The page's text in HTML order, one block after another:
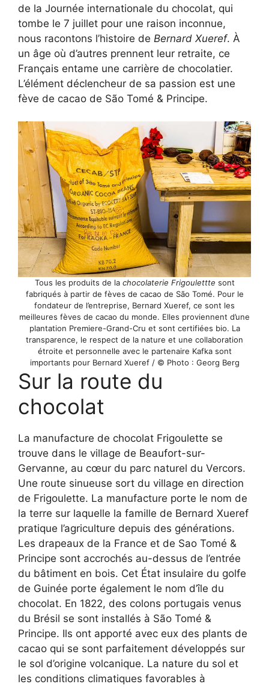
de la Journée internationale du chocolat, qui
tombe le 7 juillet pour une raison inconnue,
nous racontons l’histoire de Bernard Xueref. À
un âge où d’autres prennent leur retraite, ce
Français entame une carrière de chocolatier.
L’élément déclencheur de sa passion est une
fève de cacao de São Tomé & Principe.
Tous les produits de la chocolaterie Frigoulettte sont
fabriqués à partir de fèves de cacao de São Tomé. Pour le
fondateur de l’entreprise, Bernard Xueref, ce sont les
meilleures fèves de cacao du monde. Elles proviennent d’une
plantation Premiere-Grand-Cru et sont certifiées bio. La
transparence, le respect de la nature et une collaboration
étroite et personnelle avec le partenaire Kafka sont
importants pour Bernard Xueref / © Photo : Georg Berg
Sur la route du
chocolat
La manufacture de chocolat Frigoulette se
trouve dans le village de Beaufort-sur-
Gervanne, au cœur du parc naturel du Vercors.
Une route sinueuse sort du village en direction
de Frigoulette. La manufacture porte le nom de
la terre sur laquelle la famille de Bernard Xueref
pratique l’agriculture depuis des générations.
Les drapeaux de la France et de Sao Tomé &
Principe sont accrochés au-dessus de l’entrée
du bâtiment en bois. Cet État insulaire du golfe
de Guinée porte également le nom d’île du
chocolat. En 1822, des colons portugais venus
du Brésil se sont installés à São Tomé &
Principe. Ils ont apporté avec eux des plants de
cacao qui se sont parfaitement développés sur
le sol d’origine volcanique. La nature du sol et
les conditions climatiques favorables à